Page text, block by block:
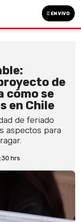
EN VIVO
de
cómo se
en Chile
de feriado
aspectos para
hrs